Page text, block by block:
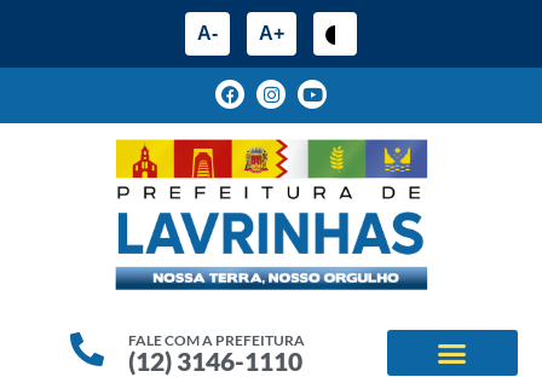
A- A+
FALE COM A PREFEITURA
(12) 3146-1110